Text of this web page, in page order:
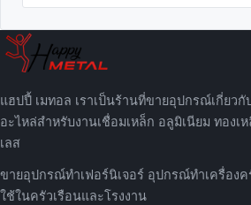
แฮปปี้ เมทอล เราเป็นร้านที่ขายอุปกรณ์เกี่ยวกั
อะไหล่สำหรับงานเชื่อมเหล็ก อลูมิเนียม ทองเ
เลส
ขายอุปกรณ์ทำเฟอร์นิเจอร์ อุปกรณ์ทำเครื่องค
ใช้ในครัวเรือนและโรงงาน